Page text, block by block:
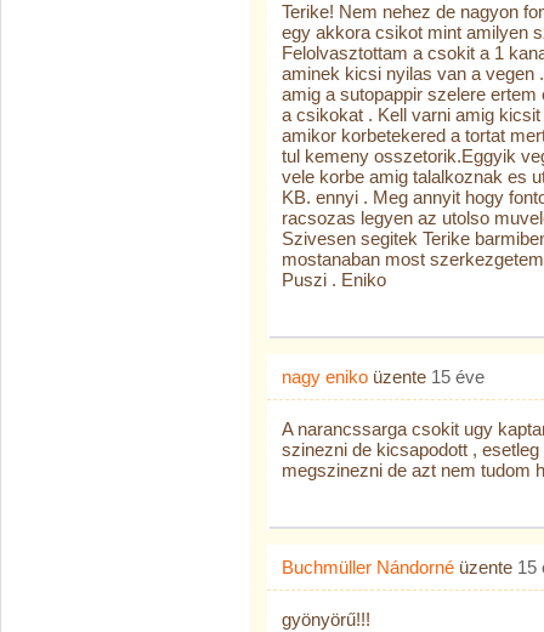
Terike! Nem nehez de nagyon
egy akkora csikot mint amilyen
Felolvasztottam a csokit a 1
aminek kicsi nyilas van a vegen
amig a sutopappir szelere
a csikokat . Kell varni amig
amikor korbetekered a tortat
tul kemeny osszetorik.Eggyik
vele korbe amig talalkoznak es
KB. ennyi . Meg annyit hogy
racsozas legyen az utolso
Szivesen segitek Terike
mostanaban most
Puszi . Eniko
nagy eniko üzente 15 éve
A narancssarga csokit ugy
szinezni de kicsapodott ,
megszinezni de azt nem tudom
Buchmüller Nándorné üzente 15
gyönyörű!!!